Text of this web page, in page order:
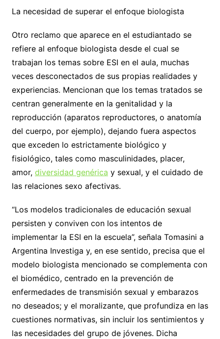
La necesidad de superar el enfoque biologista
Otro reclamo que aparece en el estudiantado se
refiere al enfoque biologista desde el cual se
trabajan los temas sobre ESI en el aula, muchas
veces desconectados de sus propias realidades y
experiencias. Mencionan que los temas tratados se
centran generalmente en la genitalidad y la
reproducción (aparatos reproductores, o anatomía
del cuerpo, por ejemplo), dejando fuera aspectos
que exceden lo estrictamente biológico y
fisiológico, tales como masculinidades, placer,
amor, diversidad genérica y sexual, y el cuidado de
las relaciones sexo afectivas.
“Los modelos tradicionales de educación sexual
persisten y conviven con los intentos de
implementar la ESI en la escuela”, señala Tomasini a
Argentina Investiga y, en ese sentido, precisa que el
modelo biologista mencionado se complementa con
el biomédico, centrado en la prevención de
enfermedades de transmisión sexual y embarazos
no deseados; y el moralizante, que profundiza en las
cuestiones normativas, sin incluir los sentimientos y
las necesidades del grupo de jóvenes. Dicha